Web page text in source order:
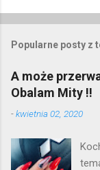
e
i
j
o
n
Popularne posty z
A może
Obalam Mity !!
-kwietnia 02, 2020